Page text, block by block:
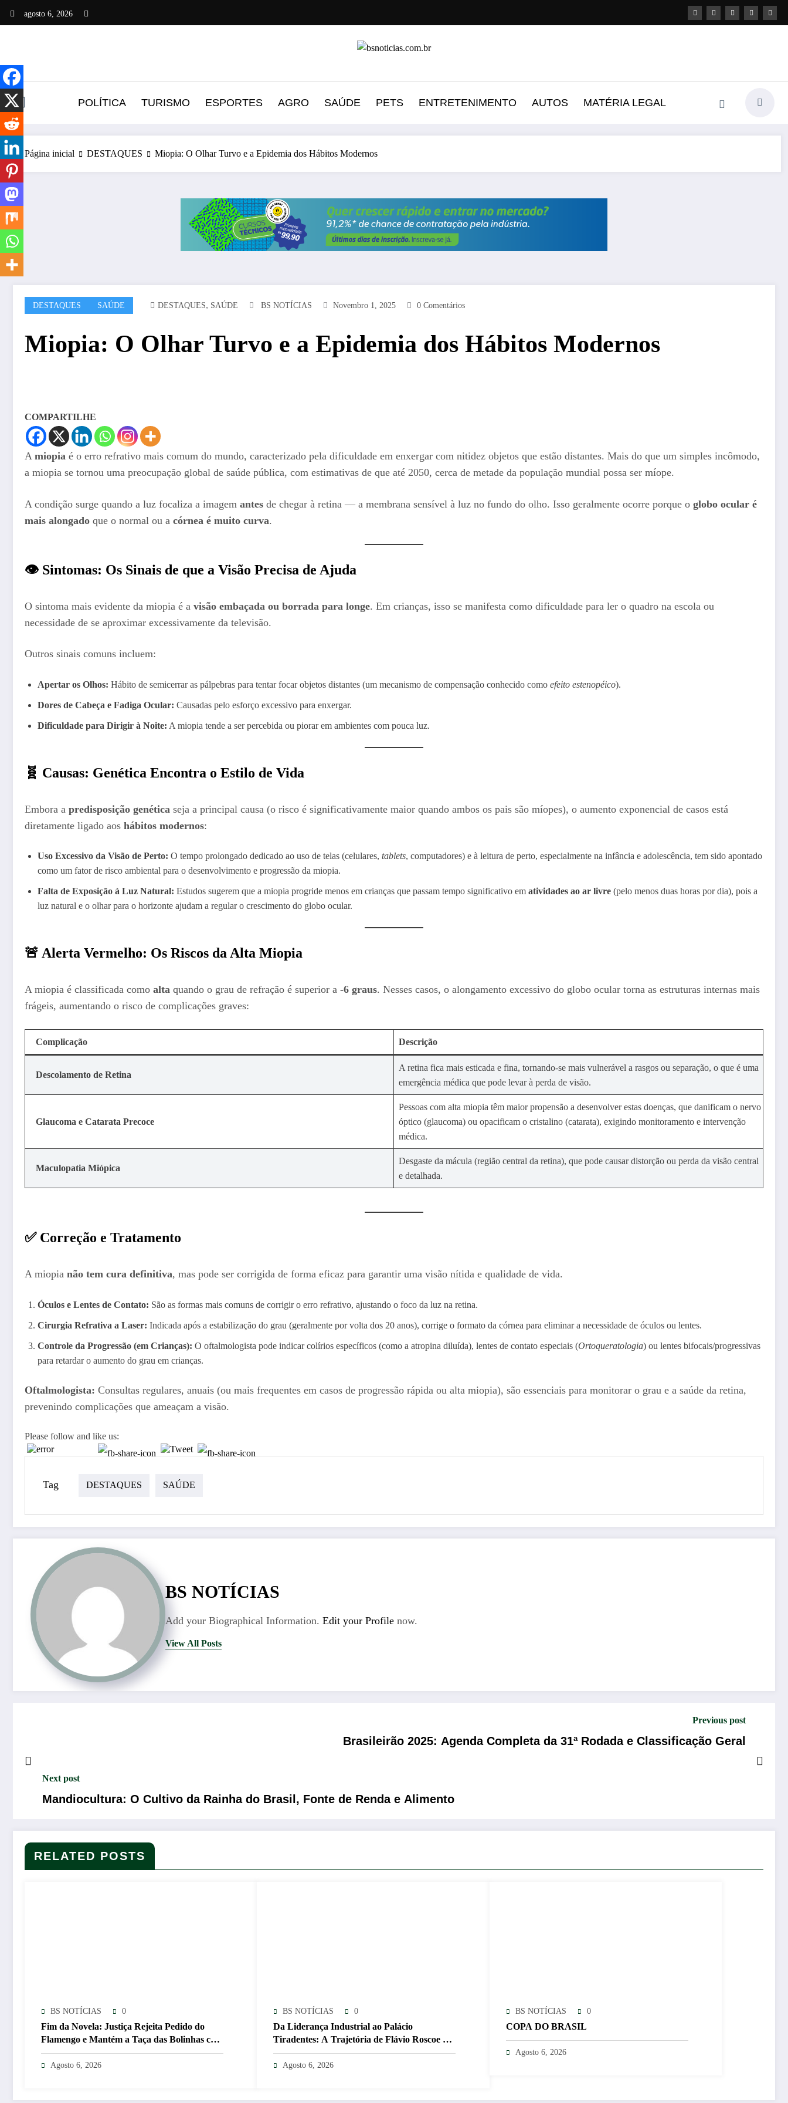
agosto 6, 2026
POLÍTICA TURISMO ESPORTES AGRO SAÚDE PETS ENTRETENIMENTO AUTOS MATÉRIA LEGAL
Página inicial DESTAQUES Miopia: O Olhar Turvo e a Epidemia dos Hábitos Modernos
DESTAQUES SAÚDE DESTAQUES, SAÚDE BS NOTÍCIAS Novembro 1, 2025 0 Comentários
Miopia: O Olhar Turvo e a Epidemia dos Hábitos Modernos
COMPARTILHE
A miopia é o erro refrativo mais comum do mundo, caracterizado pela dificuldade em enxergar com nitidez objetos que estão distantes. Mais do que um simples incômodo,
a miopia se tornou uma preocupação global de saúde pública, com estimativas de que até 2050, cerca de metade da população mundial possa ser míope.
A condição surge quando a luz focaliza a imagem antes de chegar à retina — a membrana sensível à luz no fundo do olho. Isso geralmente ocorre porque o globo ocular é
mais alongado que o normal ou a córnea é muito curva.
👁️ Sintomas: Os Sinais de que a Visão Precisa de Ajuda
O sintoma mais evidente da miopia é a visão embaçada ou borrada para longe. Em crianças, isso se manifesta como dificuldade para ler o quadro na escola ou
necessidade de se aproximar excessivamente da televisão.
Outros sinais comuns incluem:
Apertar os Olhos: Hábito de semicerrar as pálpebras para tentar focar objetos distantes (um mecanismo de compensação conhecido como efeito estenopéico).
Dores de Cabeça e Fadiga Ocular: Causadas pelo esforço excessivo para enxergar.
Dificuldade para Dirigir à Noite: A miopia tende a ser percebida ou piorar em ambientes com pouca luz.
🧬 Causas: Genética Encontra o Estilo de Vida
Embora a predisposição genética seja a principal causa (o risco é significativamente maior quando ambos os pais são míopes), o aumento exponencial de casos está
diretamente ligado aos hábitos modernos:
Uso Excessivo da Visão de Perto: O tempo prolongado dedicado ao uso de telas (celulares, tablets, computadores) e à leitura de perto, especialmente na infância e adolescência, tem sido apontado
como um fator de risco ambiental para o desenvolvimento e progressão da miopia.
Falta de Exposição à Luz Natural: Estudos sugerem que a miopia progride menos em crianças que passam tempo significativo em atividades ao ar livre (pelo menos duas horas por dia), pois a
luz natural e o olhar para o horizonte ajudam a regular o crescimento do globo ocular.
🚨 Alerta Vermelho: Os Riscos da Alta Miopia
A miopia é classificada como alta quando o grau de refração é superior a -6 graus. Nesses casos, o alongamento excessivo do globo ocular torna as estruturas internas mais
frágeis, aumentando o risco de complicações graves:
Complicação Descrição
Descolamento de Retina
A retina fica mais esticada e fina, tornando-se mais vulnerável a rasgos ou separação, o que é uma
emergência médica que pode levar à perda de visão.
Glaucoma e Catarata Precoce
Pessoas com alta miopia têm maior propensão a desenvolver estas doenças, que danificam o nervo
óptico (glaucoma) ou opacificam o cristalino (catarata), exigindo monitoramento e intervenção
médica.
Maculopatia Miópica
Desgaste da mácula (região central da retina), que pode causar distorção ou perda da visão central
e detalhada.
✅ Correção e Tratamento
A miopia não tem cura definitiva, mas pode ser corrigida de forma eficaz para garantir uma visão nítida e qualidade de vida.
Óculos e Lentes de Contato: São as formas mais comuns de corrigir o erro refrativo, ajustando o foco da luz na retina.
Cirurgia Refrativa a Laser: Indicada após a estabilização do grau (geralmente por volta dos 20 anos), corrige o formato da córnea para eliminar a necessidade de óculos ou lentes.
Controle da Progressão (em Crianças): O oftalmologista pode indicar colírios específicos (como a atropina diluída), lentes de contato especiais (Ortoqueratologia) ou lentes bifocais/progressivas
para retardar o aumento do grau em crianças.
Oftalmologista: Consultas regulares, anuais (ou mais frequentes em casos de progressão rápida ou alta miopia), são essenciais para monitorar o grau e a saúde da retina,
prevenindo complicações que ameaçam a visão.
Please follow and like us:
Tag DESTAQUES SAÚDE
BS NOTÍCIAS
Add your Biographical Information. Edit your Profile now.
View All Posts
Previous post
Brasileirão 2025: Agenda Completa da 31ª Rodada e Classificação Geral
Next post
Mandiocultura: O Cultivo da Rainha do Brasil, Fonte de Renda e Alimento
RELATED POSTS
BS NOTÍCIAS 0
Fim da Novela: Justiça Rejeita Pedido do
Flamengo e Mantém a Taça das Bolinhas com
o São Paulo
Agosto 6, 2026
BS NOTÍCIAS 0
Da Liderança Industrial ao Palácio
Tiradentes: A Trajetória de Flávio Roscoe e o
Xadrez do Vice no PL
Agosto 6, 2026
BS NOTÍCIAS 0
COPA DO BRASIL
Agosto 6, 2026